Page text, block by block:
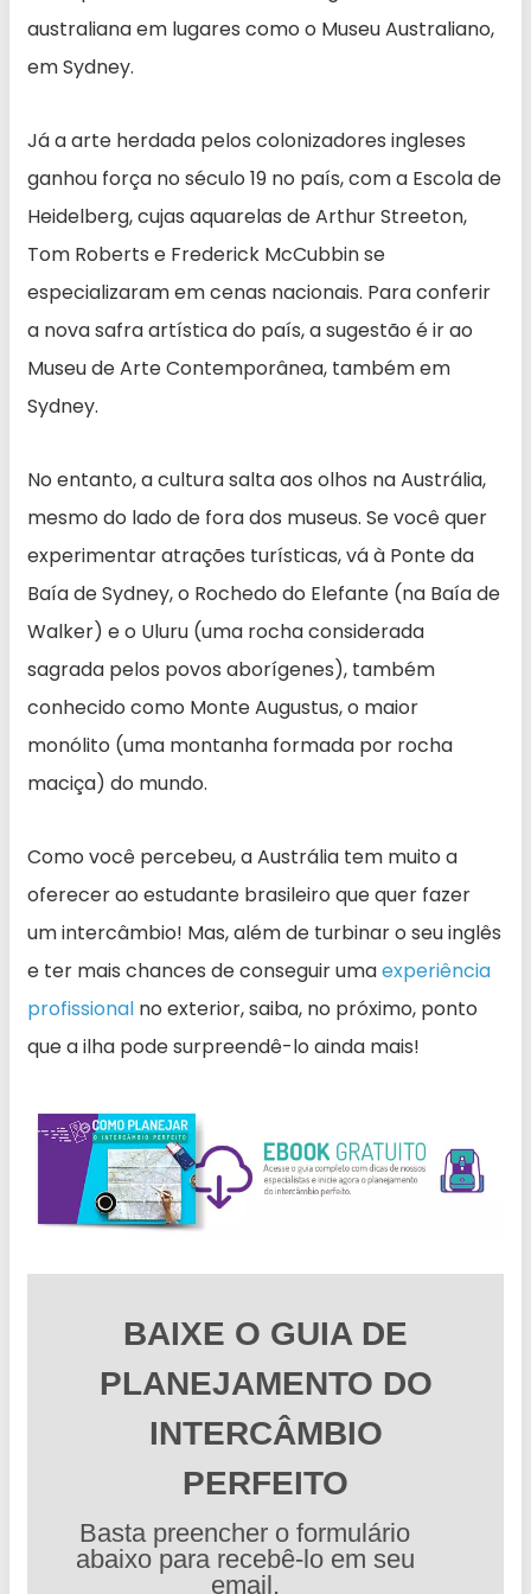
australiana em lugares como o Museu Australiano,
em Sydney.
Já a arte herdada pelos colonizadores ingleses
ganhou força no século 19 no país, com a Escola de
Heidelberg, cujas aquarelas de Arthur Streeton,
Tom Roberts e Frederick McCubbin se
especializaram em cenas nacionais. Para conferir
a nova safra artística do país, a sugestão é ir ao
Museu de Arte Contemporânea, também em
Sydney.
No entanto, a cultura salta aos olhos na Austrália,
mesmo do lado de fora dos museus. Se você quer
experimentar atrações turísticas, vá à Ponte da
Baía de Sydney, o Rochedo do Elefante (na Baía de
Walker) e o Uluru (uma rocha considerada
sagrada pelos povos aborígenes), também
conhecido como Monte Augustus, o maior
monólito (uma montanha formada por rocha
maciça) do mundo.
Como você percebeu, a Austrália tem muito a
oferecer ao estudante brasileiro que quer fazer
um intercâmbio! Mas, além de turbinar o seu inglês
e ter mais chances de conseguir umaexperiência
profissional no exterior, saiba, no próximo, ponto
que a ilha pode surpreendê-lo ainda mais!
BAIXE O GUIA DE
PLANEJAMENTO DO
INTERCÂMBIO
PERFEITO
Basta preencher o formulário
abaixo para recebê-lo em seu
email.